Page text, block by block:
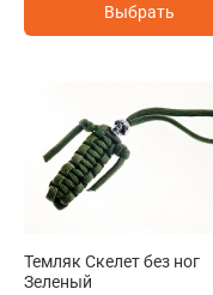
Выбрать
Темляк Скелет без ног
Зеленый